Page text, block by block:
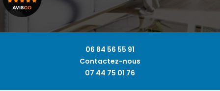
06 84 56 55 91
Contactez-nous
07 44 75 01 76